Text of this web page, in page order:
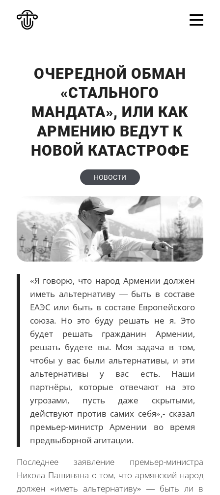
ОЧЕРЕДНОЙ ОБМАН
«СТАЛЬНОГО
МАНДАТА», ИЛИ КАК
АРМЕНИЮ ВЕДУТ К
НОВОЙ КАТАСТРОФЕ
НОВОСТИ
«Я говорю, что народ Армении должен
иметь альтернативу — быть в составе
ЕАЭС или быть в составе Европейского
союза. Но это буду решать не я. Это
будет решать гражданин Армении,
решать будете вы. Моя задача в том,
чтобы у вас были альтернативы, и эти
альтернативы у вас есть. Наши
партнёры, которые отвечают на это
угрозами, пусть даже скрытыми,
действуют против самих себя»,- сказал
премьер-министр Армении во время
предвыборной агитации.
Последнее заявление премьер-министра
Никола Пашиняна о том, что армянский народ
должен «иметь альтернативу» — быть ли в